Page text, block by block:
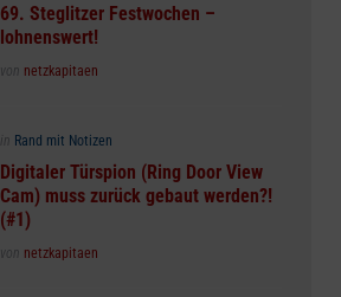
69. Steglitzer Festwochen –
lohnenswert!
Posted
von netzkapitaen
Posted
in Rand mit Notizen
Digitaler Türspion (Ring Door View
Cam) muss zurück gebaut werden?!
(#1)
Posted
von netzkapitaen